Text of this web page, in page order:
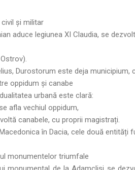
și militar
aduce legiunea XI Claudia, se
Durostorum este deja municipium,
oppidum și canabe
urbană este clară:
afla vechiul oppidum,
canabele, cu proprii magistrați.
în Dacia, cele două entități
monumentelor triumfale